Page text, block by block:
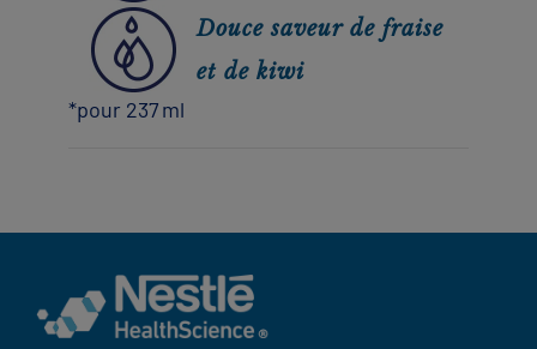
Douce saveur de fraise
et de kiwi
*pour 237 ml